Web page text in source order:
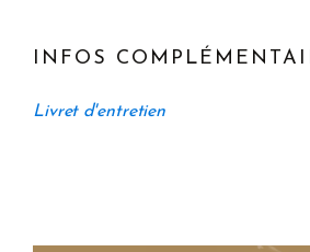
INFOS
Livret d'entretien